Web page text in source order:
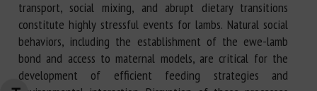
transport, social mixing, and abrupt dietary transitions
constitute highly stressful events for lambs. Natural social
behaviors, including the establishment of the ewe-lamb
bond and access to maternal models, are critical for the
development of efficient feeding strategies and